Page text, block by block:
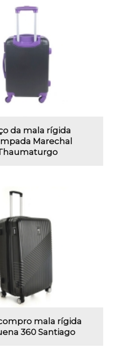
da mala rígida
Marechal
mala rígida
360 Santiago